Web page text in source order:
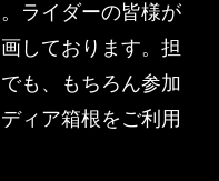
ライダーの皆様が
しております。担
も、もちろん参加
ィア箱根をご利用